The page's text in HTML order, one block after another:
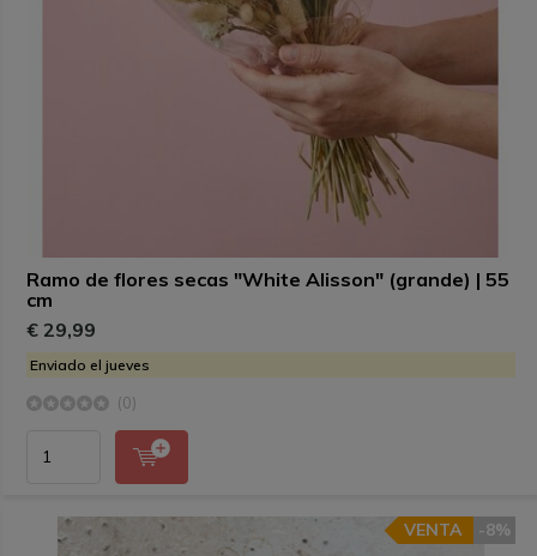
Ramo de flores secas "White Alisson" (grande) | 55
cm
€ 29,99
Enviado el jueves
(0)
-8%
VENTA